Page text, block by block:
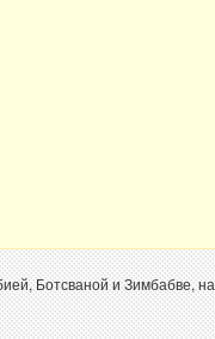
Ботсваной и Зимбабве, на